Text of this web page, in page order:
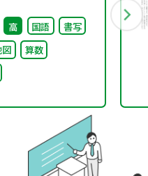
日」を語り継
校の子どもた
高 国語
書写
算数